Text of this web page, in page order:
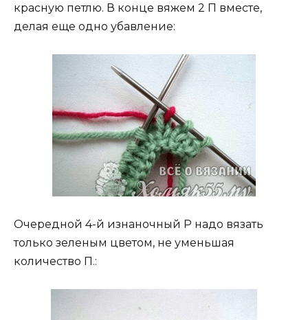
красную петлю. В конце вяжем 2 П вместе,
делая еще одно убавление:
Очередной 4-й изнаночный Р надо вязать
только зеленым цветом, не уменьшая
количество П.: